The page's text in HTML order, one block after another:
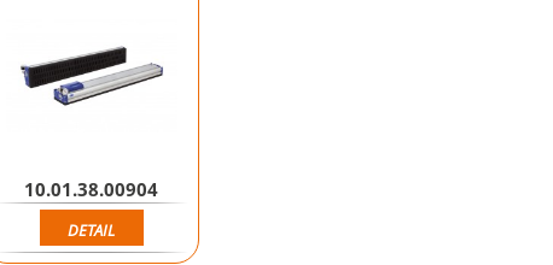
10.01.38.00904
DETAIL